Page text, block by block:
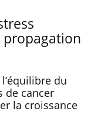
propagation
du
de cancer
la croissance